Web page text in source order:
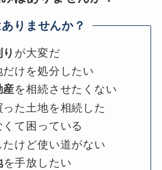
りませんか？
が大変だ
けを処分したい
産を相続させたくない
った土地を相続した
て困っている
たけど使い道がない
を手放したい